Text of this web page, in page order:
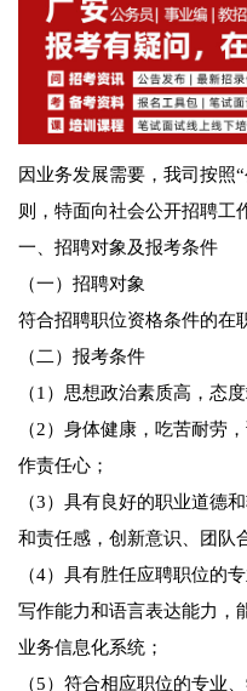
因业务发展需要，我司按照
则，特面向社会公开招聘工
一、招聘对象及报考条件
（一）招聘对象
符合招聘职位资格条件的在
（二）报考条件
（1）思想政治素质高，态
（2）身体健康，吃苦耐劳
作责任心；
（3）具有良好的职业道德
和责任感，创新意识、团队
（4）具有胜任应聘职位的
写作能力和语言表达能力，
业务信息化系统；
（5）符合相应职位的专业